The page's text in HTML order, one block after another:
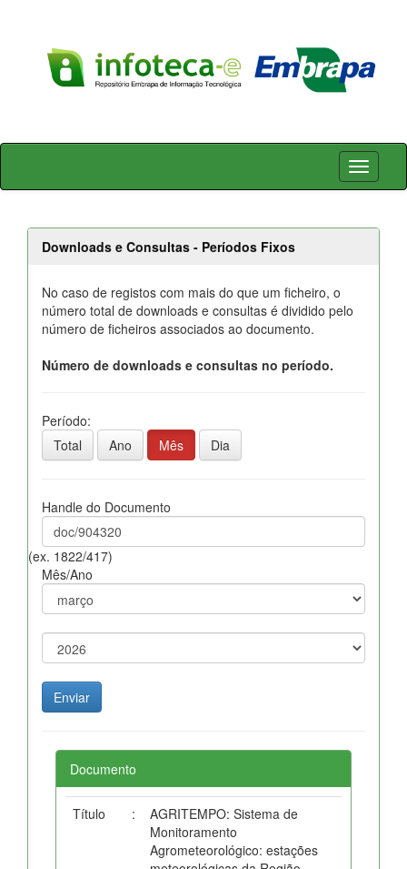
Skip
Downloads e Consultas - Períodos Fixos
No caso de registos com mais do que um ficheiro, o
número total de downloads e consultas é dividido pelo
número de ficheiros associados ao documento.
Número de downloads e consultas no período.
Período:
Total
Ano Mês Dia
Handle do Documento
(ex. 1822/417)
Mês/Ano
Documento
Título :
AGRITEMPO: Sistema de
Monitoramento
Agrometeorológico: estações